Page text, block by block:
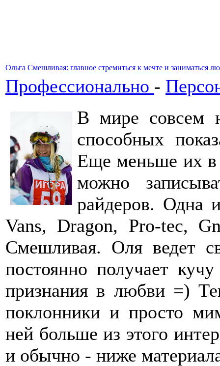
Ольга Смешливая: главное стремиться к мечте и заниматься
Профессионально -
В мире совсем
способных
Еще меньше их в
можно
райдеров. Одна
Vans, Dragon, Pro-tec,
Смешливая. Оля ведет
постоянно получает
признания в любви =)
поклонники и просто
ней больше из этого
и обычно - ниже